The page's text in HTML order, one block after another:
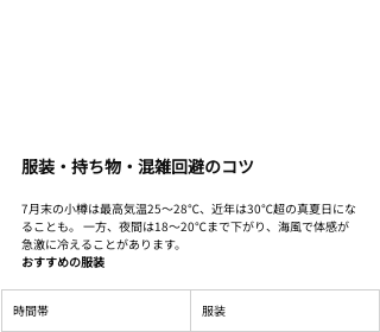
服装・持ち物・混雑回避のコツ
7月末の小樽は最高気温25〜28℃、近年は30℃超の真夏日にな
ることも。 一方、夜間は18〜20℃まで下がり、海風で体感が
急激に冷えることがあります。
おすすめの服装
時間帯 服装